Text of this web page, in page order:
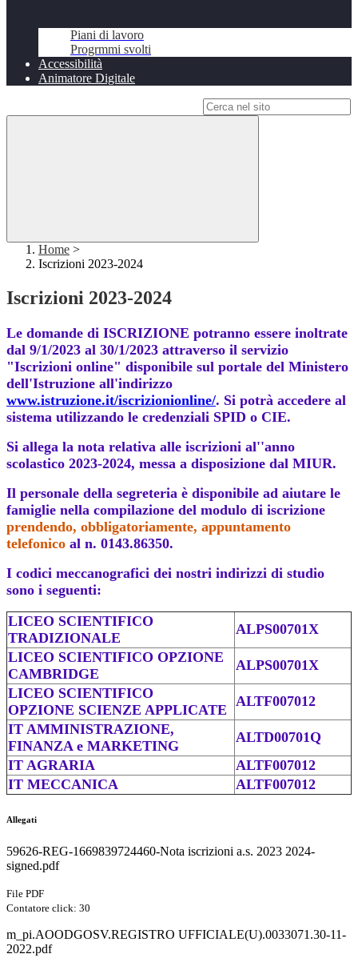
Piani di lavoro
Progrmmi svolti
Accessibilità
Animatore Digitale
Home >
Iscrizioni 2023-2024
Iscrizioni 2023-2024
Le domande di ISCRIZIONE potranno essere inoltrate
dal 9/1/2023 al 30/1/2023 attraverso il servizio
"Iscrizioni online" disponibile sul portale del Ministero
dell'Istruzione all'indirizzo
www.istruzione.it/iscrizionionline/. Si potrà accedere al
sistema utilizzando le credenziali SPID o CIE.
Si allega la nota relativa alle iscrizioni al''anno
scolastico 2023-2024, messa a disposizione dal MIUR.
Il personale della segreteria è disponibile ad aiutare le
famiglie nella compilazione del modulo di iscrizione
prendendo, obbligatoriamente, appuntamento
telefonico al n. 0143.86350.
I codici meccanografici dei nostri indirizzi di studio
sono i seguenti:
LICEO SCIENTIFICO
TRADIZIONALE
ALPS00701X
LICEO SCIENTIFICO OPZIONE
CAMBRIDGE
ALPS00701X
LICEO SCIENTIFICO
OPZIONE SCIENZE APPLICATE
ALTF007012
IT AMMINISTRAZIONE,
FINANZA e MARKETING
ALTD00701Q
IT AGRARIA
ALTF007012
IT MECCANICA
ALTF007012
Allegati
59626-REG-1669839724460-Nota iscrizioni a.s. 2023 2024-
signed.pdf
File PDF
Contatore click: 30
m_pi.AOODGOSV.REGISTRO UFFICIALE(U).0033071.30-11-
2022.pdf